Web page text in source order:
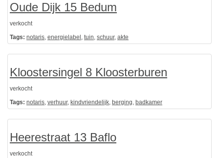
Oude Dijk 15 Bedum
verkocht
Tags: notaris, energielabel , tuin, schuur, akte
Kloostersingel 8 Kloosterburen
verkocht
Tags: notaris, verhuur, kindvriendelijk, berging, badkamer
Heerestraat 13 Baflo
verkocht